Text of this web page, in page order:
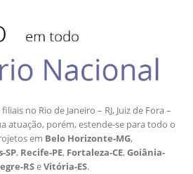
no Rio de Janeiro – RJ, Juiz de Fora –
atuação, porém, estende-se para todo o
em Belo Horizonte-MG,
SP, Recife-PE, Fortaleza-CE,Goiânia-
RSeVitória-ES.